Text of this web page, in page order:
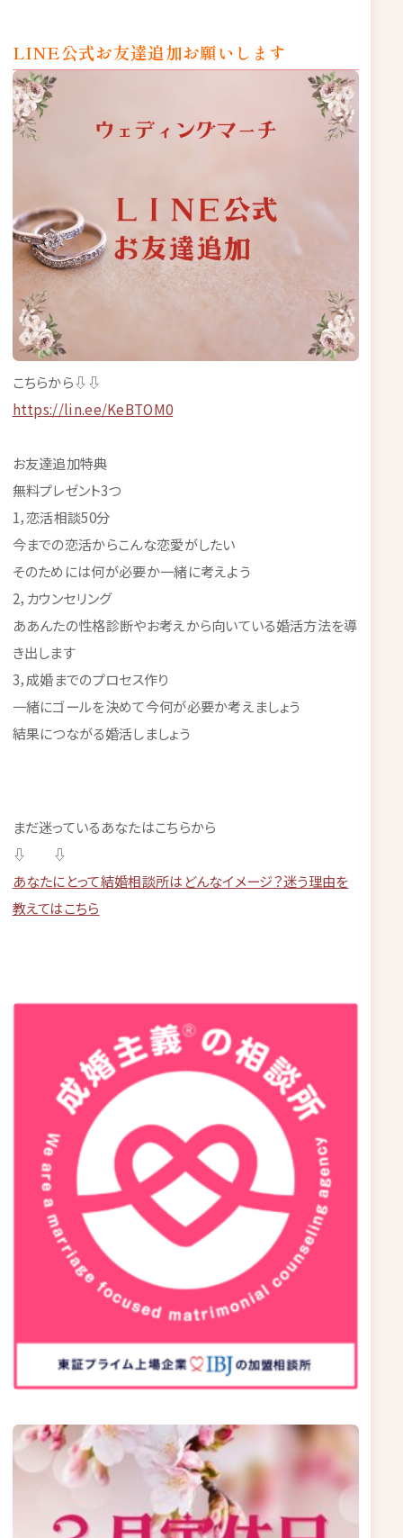
LINE公式お友達追加お願いします
こちらから⇩⇩
https://lin.ee/KeBTOM0
お友達追加特典
無料プレゼント3つ
1，恋活相談50分
今までの恋活からこんな恋愛がしたい
そのためには何が必要か一緒に考えよう
2，カウンセリング
ああんたの性格診断やお考えから向いている婚活方法を導
き出します
3，成婚までのプロセス作り
一緒にゴールを決めて今何が必要か考えましょう
結果につながる婚活しましょう
まだ迷っているあなたはこちらから
⇩ ⇩
あなたにとって結婚相談所はどんなイメージ？迷う理由を
教えてはこちら